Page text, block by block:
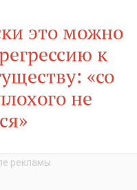
это можно
к
«со
не